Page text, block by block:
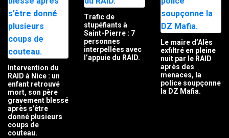
Intervention du
RAID à Nice : un
enfant retrouvé
mort, son père
gravement blessé
après s’être
donné plusieurs
coups de
couteau.
Trafic de
stupéfiants à
Saint-Pierre : 7
personnes
interpellées avec
l’appuie du RAID.
Le maire d’Alès
exfiltré en pleine
nuit par le RAID
après des
menaces, la
police soupçonne
la DZ Mafia.